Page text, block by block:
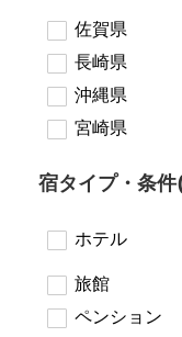
佐賀県
長崎県
沖縄県
宮崎県
宿タイプ・条
ホテル
旅館
ペンション